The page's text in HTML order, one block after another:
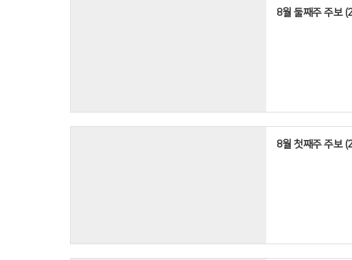
8월 둘째주 주보
8월 첫째주 주보